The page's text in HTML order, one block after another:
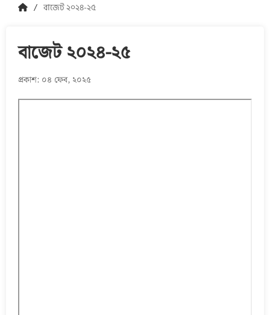
বাজেট ২০২৪-২৫
বাজেট ২০২৪-২৫
প্রকাশ: ০৪ ফেব, ২০২৫